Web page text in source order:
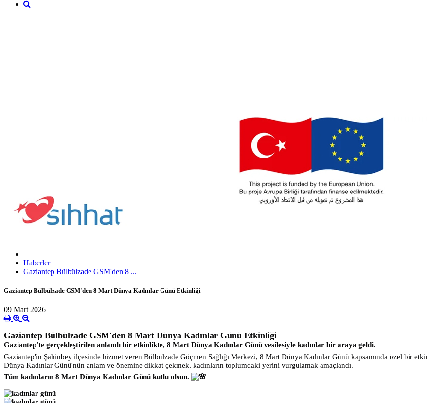
Haberler
Gaziantep Bülbülzade GSM'den 8 ...
Gaziantep Bülbülzade GSM'den 8 Mart Dünya Kadınlar Günü Etkinliği
09 Mart 2026
Gaziantep Bülbülzade GSM'den 8 Mart Dünya Kadınlar Günü Etkinliği
Gaziantep'te gerçekleştirilen anlamlı bir etkinlikte, 8 Mart Dünya Kadınlar Günü vesilesiyle kadınlar bir araya geldi.
Gaziantep'in Şahinbey ilçesinde hizmet veren Bülbülzade Göçmen Sağlığı Merkezi, 8 Mart Dünya Kadınlar Günü kapsamında özel bir
Dünya Kadınlar Günü'nün anlam ve önemine dikkat çekmek, kadınların toplumdaki yerini vurgulamak amaçlandı.
Tüm kadınların 8 Mart Dünya Kadınlar Günü kutlu olsun.